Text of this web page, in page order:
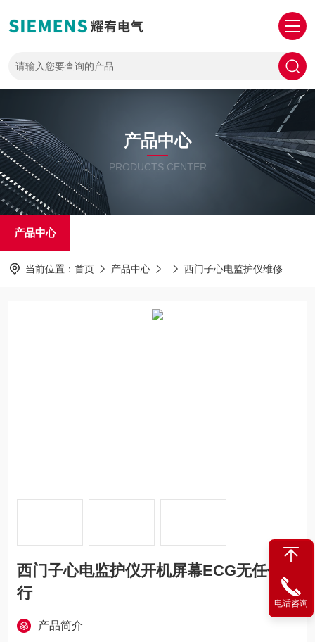
产品中心
PRODUCTS CENTER
产品中心
当前位置： 首页 产品中心 西门子心电监护仪维修
西门子心电监护仪开机屏幕ECG无任何波
行
产品简介
电话咨询